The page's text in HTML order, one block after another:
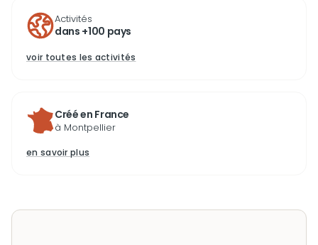
Activités
dans +100 pays
voir toutes les activités
Créé en France
à Montpellier
en savoir plus